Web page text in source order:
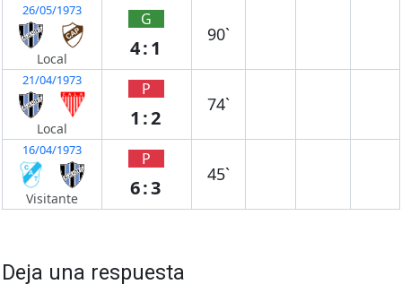
26/05/1973
Local
G
4:1
90`
21/04/1973
Local
P
1:2
74`
16/04/1973
Visitante
P
6:3
45`
Deja una respuesta